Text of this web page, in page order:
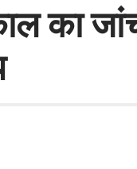
का जांच